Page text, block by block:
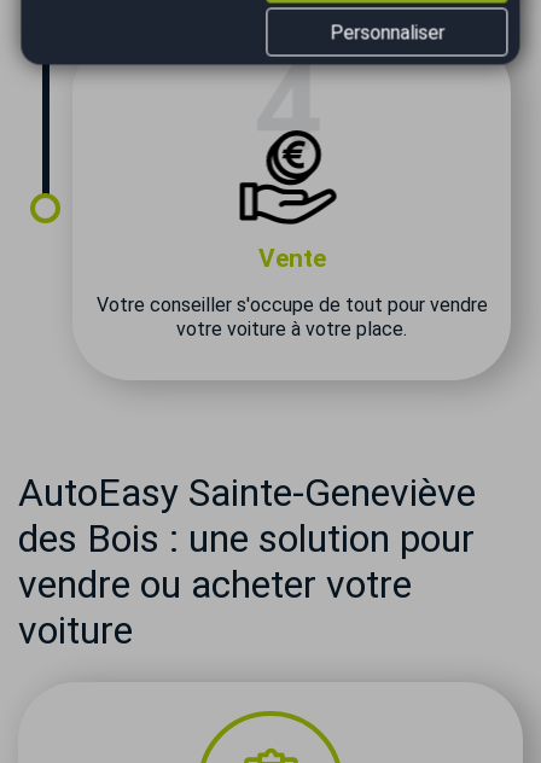
Vente
Votre conseiller s'occupe de tout pour vendre
votre voiture à votre place.
AutoEasy Sainte-Geneviève
des Bois : une solution pour
vendre ou acheter votre
voiture
Personnaliser